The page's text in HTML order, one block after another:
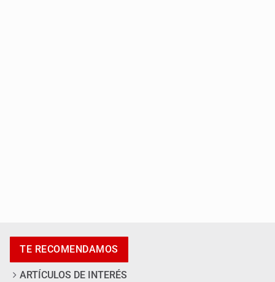
TE RECOMENDAMOS
ARTÍCULOS DE INTERÉS